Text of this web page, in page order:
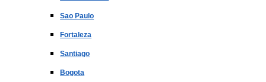
Sao Paulo
Fortaleza
Santiago
Bogota